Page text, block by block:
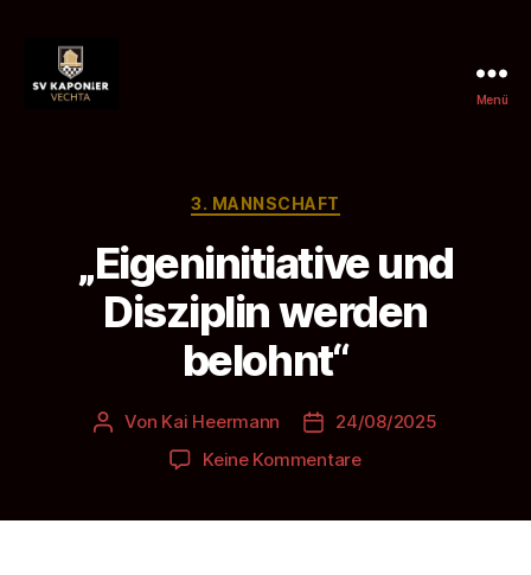
Menü
Kategorien
3. MANNSCHAFT
„Eigeninitiative und
Disziplin werden
belohnt“
Beitragsautor
Von Kai Heermann Beitragsdatum
24/08/2025
Keine Kommentarezu